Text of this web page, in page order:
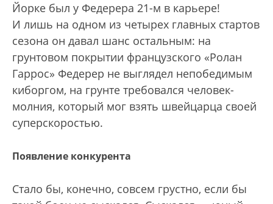
Йорке был у Федерера 21-м в карьере!
И лишь на одном из четырех главных стартов
сезона он давал шанс остальным: на
грунтовом покрытии французского «Ролан
Гаррос» Федерер не выглядел непобедимым
киборгом, на грунте требовался человек-
молния, который мог взять швейцарца своей
суперскоростью.
Появление конкурента
Стало бы, конечно, совсем грустно, если бы